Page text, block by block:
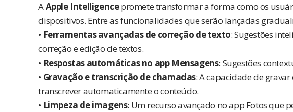
AApple Intelligencepromete transformar a forma como os
dispositivos. Entre as funcionalidades que serão lançadas
• Ferramentas avançadas de correção de texto: Sugestões
correção e edição de textos.
• Respostas automáticas no app Mensagens: Sugestões
• Gravação e transcrição de chamadas: A capacidade de gravar
transcrever automaticamente o conteúdo.
• Limpeza de imagens: Um recurso avançado no app Fotos que